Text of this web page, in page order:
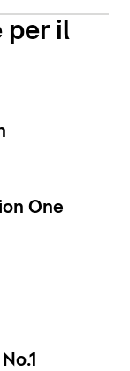
per il
One